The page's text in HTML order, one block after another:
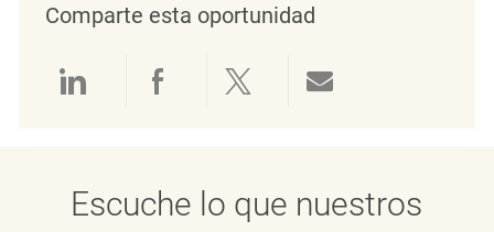
Comparte esta oportunidad
Compartir a través de LinkedIn
Compartir a través de
Compartir a través
Escuche lo que nuestros